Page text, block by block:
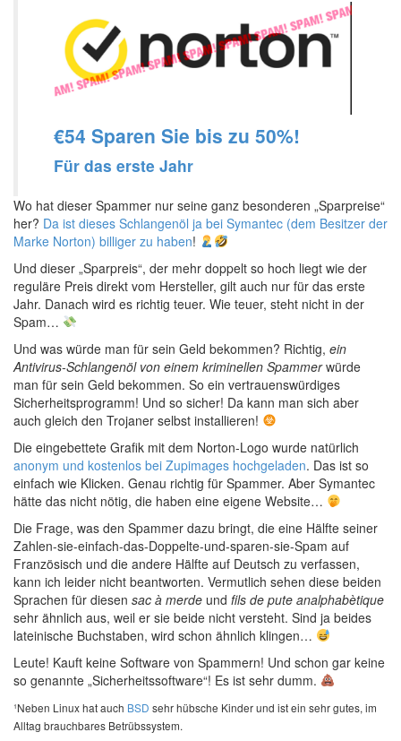
€54 Sparen Sie bis zu 50%!
Für das erste Jahr
Wo hat dieser Spammer nur seine ganz besonderen „Sparpreise“
her? Da ist dieses Schlangenöl ja bei Symantec (dem Besitzer der
Marke Norton) billiger zu haben!
Und dieser „Sparpreis“, der mehr doppelt so hoch liegt wie der
reguläre Preis direkt vom Hersteller, gilt auch nur für das erste
Jahr. Danach wird es richtig teuer. Wie teuer, steht nicht in der
Spam…
Und was würde man für sein Geld bekommen? Richtig, ein
Antivirus-Schlangenöl von einem kriminellen Spammerwürde
man für sein Geld bekommen. So ein vertrauenswürdiges
Sicherheitsprogramm! Und so sicher! Da kann man sich aber
auch gleich den Trojaner selbst installieren!
Die eingebettete Grafik mit dem Norton-Logo wurde natürlich
anonym und kostenlos bei Zupimages hochgeladen. Das ist so
einfach wie Klicken. Genau richtig für Spammer. Aber Symantec
hätte das nicht nötig, die haben eine eigene Website…
Die Frage, was den Spammer dazu bringt, die eine Hälfte seiner
Zahlen-sie-einfach-das-Doppelte-und-sparen-sie-Spam auf
Französisch und die andere Hälfte auf Deutsch zu verfassen,
kann ich leider nicht beantworten. Vermutlich sehen diese beiden
Sprachen für diesen sac à merde und fils de pute analphabètique
sehr ähnlich aus, weil er sie beide nicht versteht. Sind ja beides
lateinische Buchstaben, wird schon ähnlich klingen…
Leute! Kauft keine Software von Spammern! Und schon gar keine
so genannte „Sicherheitssoftware“! Es ist sehr dumm.
¹Neben Linux hat auch BSD sehr hübsche Kinder und ist ein sehr gutes, im
Alltag brauchbares Betrübssystem.